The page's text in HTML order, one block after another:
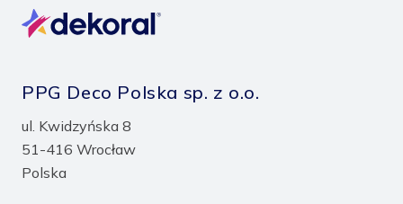
PPG Deco Polska sp. z o.o.
ul. Kwidzyńska 8
51-416 Wrocław
Polska